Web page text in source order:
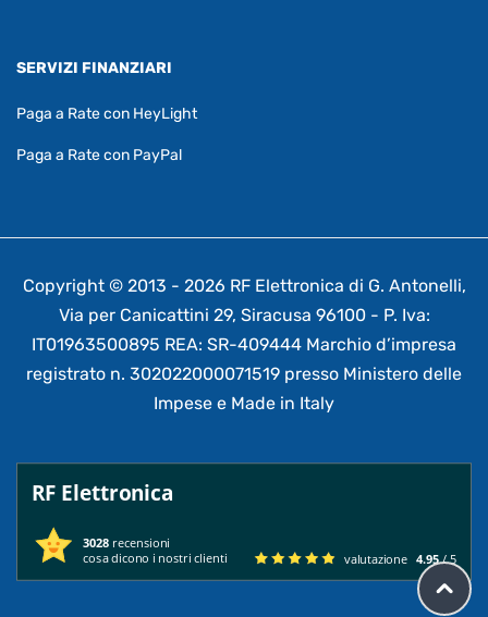
SERVIZI FINANZIARI
Paga a Rate con HeyLight
Paga a Rate con PayPal
Copyright © 2013 - 2026 RF Elettronica di G. Antonelli,
Via per Canicattini 29, Siracusa 96100 - P. Iva:
IT01963500895 REA: SR-409444 Marchio d’impresa
registrato n. 302022000071519 presso Ministero delle
Impese e Made in Italy
RF Elettronica
3028 recensioni
cosa dicono i nostri clienti valutazione 4.95/ 5